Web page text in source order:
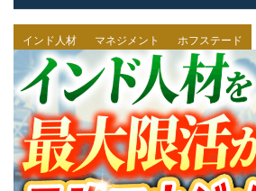
インド人材 マネジメント ホフステード